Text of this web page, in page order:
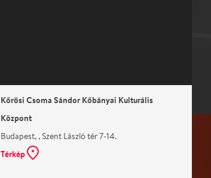
Kőrösi Csoma Sándor Kőbányai Kulturális
Központ
Budapest, , Szent László tér 7-14.
Térkép